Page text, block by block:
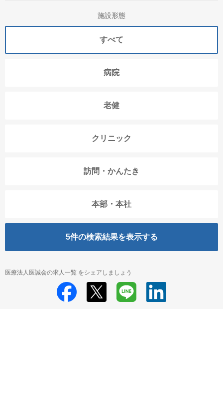
施設形態
すべて
病院
老健
クリニック
訪問・かんたき
本部・本社
5件の検索結果を表示する
医療法人医誠会の求人一覧 をシェアしましょう